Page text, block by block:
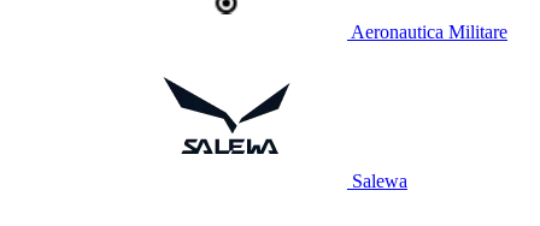
Aeronautica Militare
Salewa